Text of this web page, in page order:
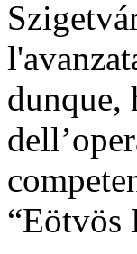
dunque,
“Eötvös